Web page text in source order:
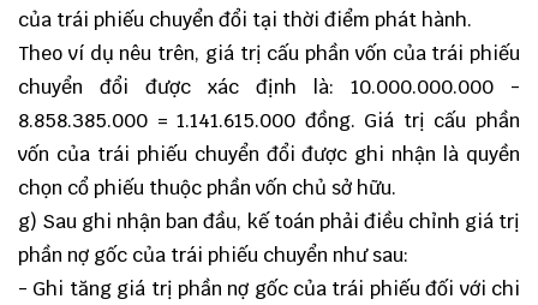
của trái phiếu chuyển đổi tại thời điểm phát hành.
Theo ví dụ nêu trên, giá trị cấu phần vốn của trái phiếu
chuyển đổi được xác định là: 10.000.000.000 -
8.858.385.000 = 1.141.615.000 đồng. Giá trị cấu phần
vốn của trái phiếu chuyển đổi được ghi nhận là quyền
chọn cổ phiếu thuộc phần vốn chủ sở hữu.
g) Sau ghi nhận ban đầu, kế toán phải điều chỉnh giá trị
phần nợ gốc của trái phiếu chuyển như sau:
- Ghi tăng giá trị phần nợ gốc của trái phiếu đối với chi